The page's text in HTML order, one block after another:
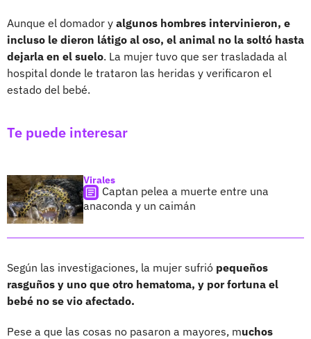
Aunque el domador y algunos hombres intervinieron, e
incluso le dieron látigo al oso, el animal no la soltó hasta
dejarla en el suelo. La mujer tuvo que ser trasladada al
hospital donde le trataron las heridas y verificaron el
estado del bebé.
Te puede interesar
Virales
Captan pelea a muerte entre una
anaconda y un caimán
Según las investigaciones, la mujer sufrió pequeños
rasguños y uno que otro hematoma, y por fortuna el
bebé no se vio afectado.
Pese a que las cosas no pasaron a mayores, muchos